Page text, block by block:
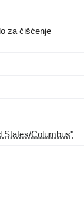
za čišćenje
States/Columbus"